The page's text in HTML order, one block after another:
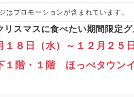
はプロモーションが含まれています。
リスマスに食べたい期間限定
１８日（水）～１２月２５
階・１階 ほっぺタウン